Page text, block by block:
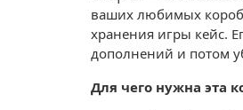
ваших любимых
хранения игры кейс.
дополнений и потом
Для чего нужна эта